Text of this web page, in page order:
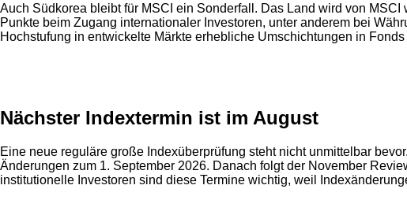
Auch Südkorea bleibt für MSCI ein Sonderfall. Das Land wird von
Punkte beim Zugang internationaler Investoren, unter anderem bei
Hochstufung in entwickelte Märkte erhebliche Umschichtungen in
Nächster Indextermin ist im August
Eine neue reguläre große Indexüberprüfung steht nicht unmittelbar
Änderungen zum 1. September 2026. Danach folgt der November
institutionelle Investoren sind diese Termine wichtig, weil